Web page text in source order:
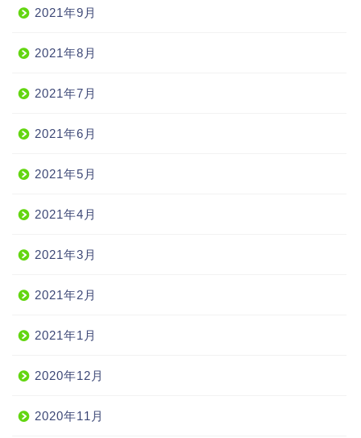
2021年9月
2021年8月
2021年7月
2021年6月
2021年5月
2021年4月
2021年3月
2021年2月
2021年1月
2020年12月
2020年11月